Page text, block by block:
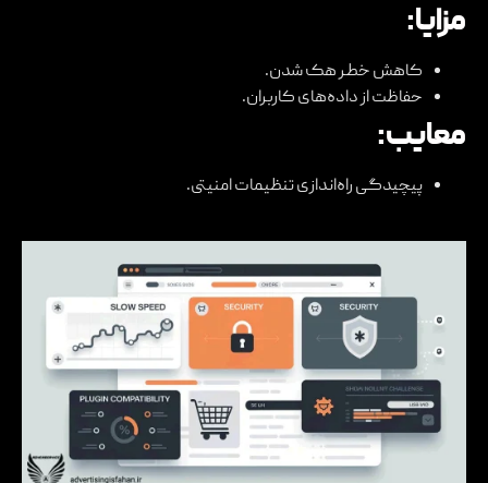
مزایا:
کاهش خطر هک شدن.
حفاظت از داده‌های کاربران.
معایب:
پیچیدگی راه‌اندازی تنظیمات امنیتی.